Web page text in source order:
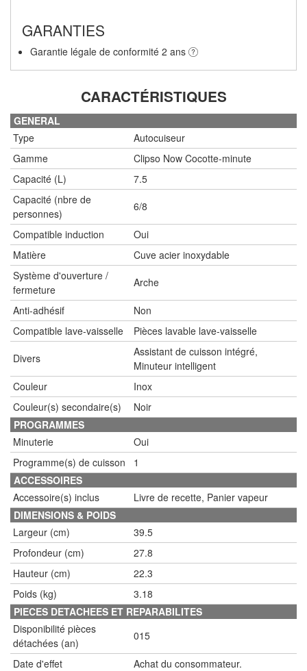
GARANTIES
Garantie légale de conformité 2 ans
CARACTÉRISTIQUES
GENERAL
Type
Autocuiseur
Gamme
Clipso Now Cocotte-minute
Capacité (L)
7.5
Capacité (nbre de
personnes)
6/8
Compatible induction
Oui
Matière
Cuve acier inoxydable
Système d'ouverture /
fermeture
Arche
Anti-adhésif
Non
Compatible lave-vaisselle
Pièces lavable lave-vaisselle
Divers
Assistant de cuisson intégré,
Minuteur intelligent
Couleur
Inox
Couleur(s) secondaire(s)
Noir
PROGRAMMES
Minuterie
Oui
Programme(s) de cuisson
1
ACCESSOIRES
Accessoire(s) inclus
Livre de recette, Panier vapeur
DIMENSIONS & POIDS
Largeur (cm)
39.5
Profondeur (cm)
27.8
Hauteur (cm)
22.3
Poids (kg)
3.18
PIECES DETACHEES ET REPARABILITES
Disponibilité pièces
détachées (an)
015
Date d'effet
Achat du consommateur.